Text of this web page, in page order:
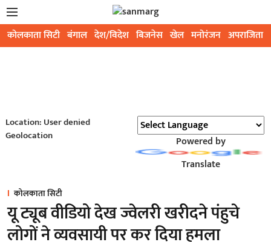
कोलकाता सिटी बंगाल देश/विदेश बिजनेस खेल मनोरंजन अपराजिता
Location: User denied
Geolocation
Powered by
Translate
कोलकाता सिटी
यू ट्यूब वीडियो देख ज्वेलरी खरीदने पंहुचे
लोगों ने व्यवसायी पर कर दिया हमला